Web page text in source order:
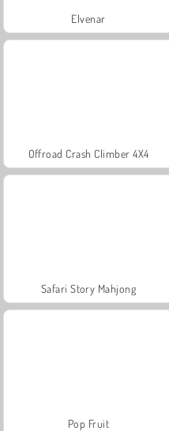
Elvenar
Offroad Crash Climber 4X4
Safari Story Mahjong
Pop Fruit